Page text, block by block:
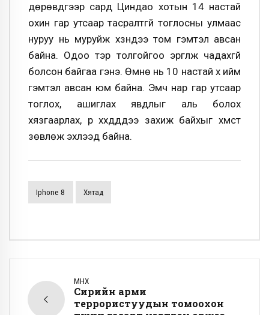
дөрөвдүгээр сард Циндао хотын 14 настай
охин гар утсаар тасралтгүй тоглосны улмаас
нуруу нь муруйж хүзүүндээ том гэмтэл авсан
байна. Одоо тэр толгойгоо эргүүлж чадахгүй
болсон байгаа гэнэ. Өмнө нь 10 настай хүү ийм
гэмтэл авсан юм байна. Эмч нар гар утсаар
тоглох, ашиглах явдлыг аль болох
хязгаарлах, үр хүүхдүүддээ захиж байхыг хүмүүст
зөвлөж эхлээд байна.
Iphone 8 Хятад
ӨМНӨХ
Сирийн арми
террористуудын томоохон